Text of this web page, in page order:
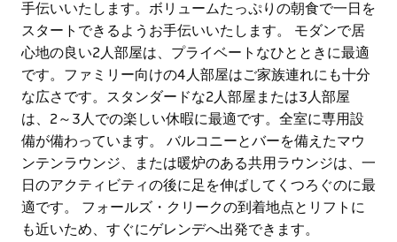
手伝いいたします。ボリュームたっぷりの朝食で一日を
スタートできるようお手伝いいたします。 モダンで居
心地の良い2人部屋は、プライベートなひとときに最適
です。ファミリー向けの4人部屋はご家族連れにも十分
な広さです。スタンダードな2人部屋または3人部屋
は、2～3人での楽しい休暇に最適です。全室に専用設
備が備わっています。 バルコニーとバーを備えたマウ
ンテンラウンジ、または暖炉のある共用ラウンジは、一
日のアクティビティの後に足を伸ばしてくつろぐのに最
適です。 フォールズ・クリークの到着地点とリフトに
も近いため、すぐにゲレンデへ出発できます。